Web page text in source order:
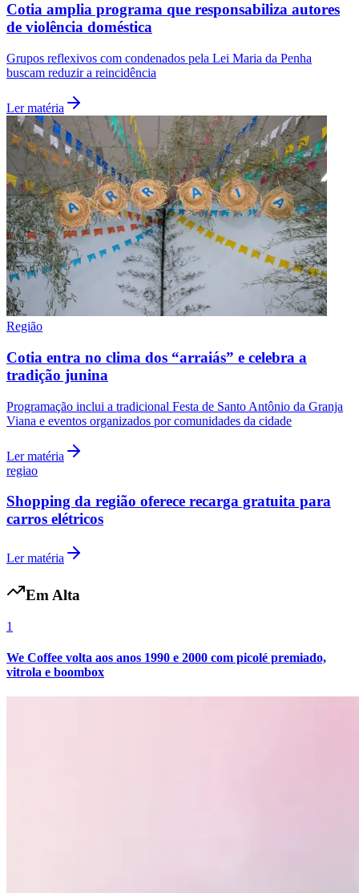
Fluminense
Cotia amplia programa que responsabiliza autores
de violência doméstica
Grupos reflexivos com condenados pela Lei Maria da Penha
buscam reduzir a reincidência
Ler matéria
Região
Cotia entra no clima dos “arraiás” e celebra a
tradição junina
Programação inclui a tradicional Festa de Santo Antônio da Granja
Viana e eventos organizados por comunidades da cidade
Ler matéria
regiao
Shopping da região oferece recarga gratuita para
carros elétricos
Ler matéria
Em Alta
1
We Coffee volta aos anos 1990 e 2000 com picolé premiado,
vitrola e boombox